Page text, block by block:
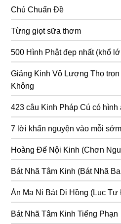
Chú Chuẩn Đề
Từng giọt sữa thơm
500 Hình Phật đẹp nhất (khổ
Giảng Kinh Vô Lượng Thọ
Không
423 câu Kinh Pháp Cú có hình
7 lời khấn nguyện vào mỗi
Hoàng Đế Nội Kinh (Chơn
Bát Nhã Tâm Kinh (Bát Nhã
Án Ma Ni Bát Di Hồng (Lục
Bát Nhã Tâm Kinh Tiếng Phạn